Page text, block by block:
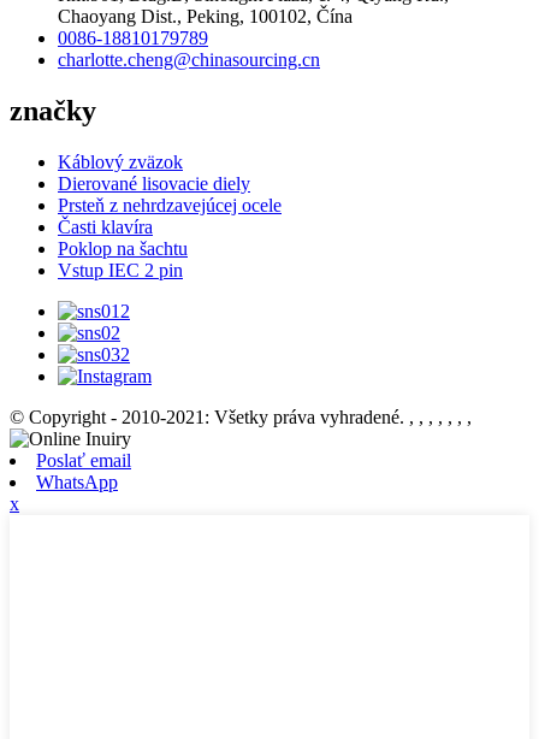
Chaoyang Dist., Peking, 100102, Čína
0086-18810179789
charlotte.cheng@chinasourcing.cn
značky
Káblový zväzok
Dierované lisovacie diely
Prsteň z nehrdzavejúcej ocele
Časti klavíra
Poklop na šachtu
Vstup IEC 2 pin
© Copyright - 2010-2021: Všetky práva vyhradené. , , , , , , ,
Poslať email
WhatsApp
x